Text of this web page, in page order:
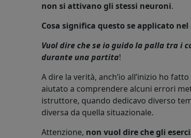
non si attivano gli stessi neuroni.
Cosa significa questo se applicato
Vuol dire che se io guido la palla tra i
durante una partita!
A dire la verità, anch’io all’inizio ho fatto
aiutato a comprendere alcuni errori
istruttore, quando dedicavo diverso
diversa da quella situazionale.
Attenzione, non vuol dire che gli